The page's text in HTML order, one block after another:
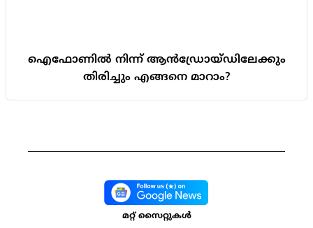
ഐഫോണിൽ നിന്ന് ആൻഡ്രോയ്ഡിലേക്കും
തിരിച്ചും എങ്ങനെ മാറാം?
മറ്റ് സൈറ്റുകൾ